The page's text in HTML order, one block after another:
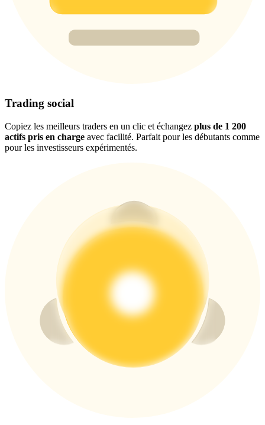
Trade Gold & Silver · 33,333 USDT Bonus
Plus d'événements
Gagnez des prix et des récompenses exclusives
S'inscrire
Trading social
Copiez les meilleurs traders en un clic et échangez plus de 1 200
actifs pris en charge avec facilité. Parfait pour les débutants comme
pour les investisseurs expérimentés.